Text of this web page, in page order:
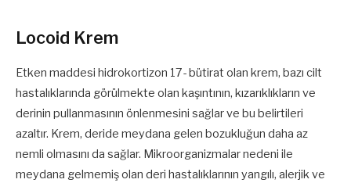
Locoid Krem
Etken maddesi hidrokortizon 17- bütirat olan krem, bazı cilt
hastalıklarında görülmekte olan kaşıntının, kızarıklıkların ve
derinin pullanmasının önlenmesini sağlar ve bu belirtileri
azaltır. Krem, deride meydana gelen bozukluğun daha az
nemli olmasını da sağlar. Mikroorganizmalar nedeni ile
meydana gelmemiş olan deri hastalıklarının yangılı, alerjik ve